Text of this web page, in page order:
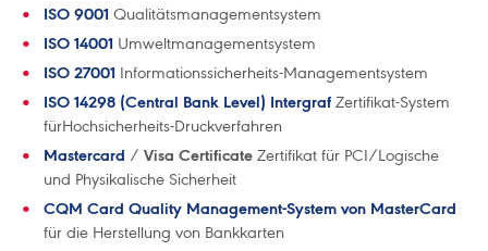
ISO 9001 Qualitätsmanagementsystem
ISO 14001 Umweltmanagementsystem
ISO 27001 Informationssicherheits-Managementsystem
ISO 14298 (Central Bank Level) Intergraf Zertifikat-System
fürHochsicherheits-Druckverfahren
Mastercard / Visa Certificate Zertifikat für PCI/Logische
und Physikalische Sicherheit
CQM Card Quality Management-System von MasterCard
für die Herstellung von Bankkarten